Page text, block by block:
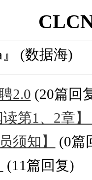
』 (数据海)
2.0 (20篇回
第1、2章
须知】
(0篇
(11篇回复)